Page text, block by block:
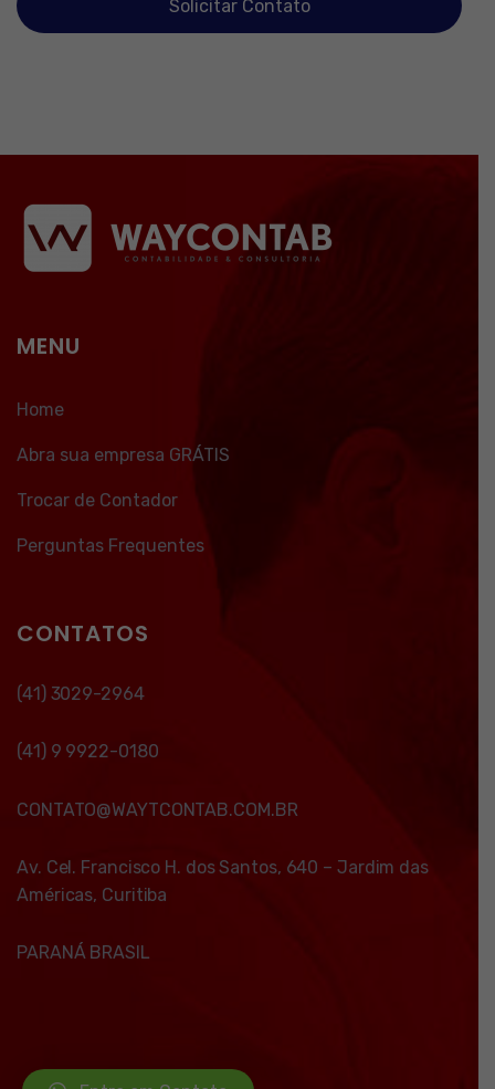
MENU
Home
Abra sua empresa GRÁTIS
Trocar de Contador
Perguntas Frequentes
CONTATOS
(41) 3029-2964
(41) 9 9922-0180
CONTATO@WAYTCONTAB.COM.BR
Av. Cel. Francisco H. dos Santos, 640 – Jardim das
Américas, Curitiba
PARANÁ BRASIL